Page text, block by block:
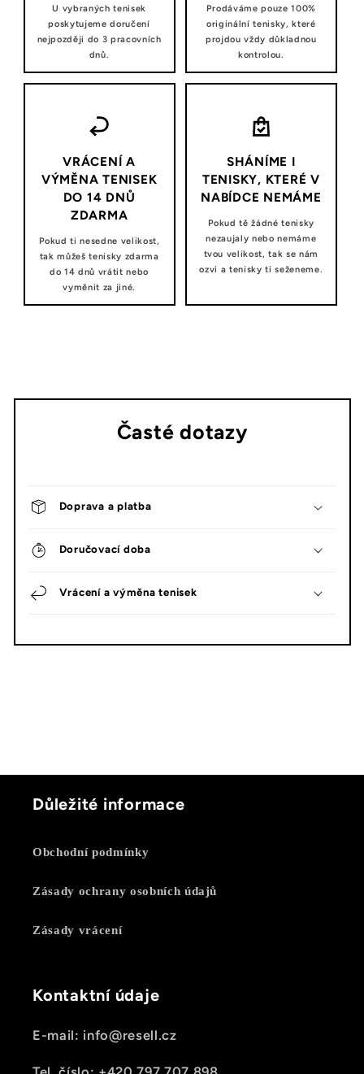
U vybraných tenisek
poskytujeme doručení
nejpozději do 3 pracovních
dnů.
Prodáváme pouze 100%
originální tenisky, které
projdou vždy důkladnou
kontrolou.
VRÁCENÍ A
VÝMĚNA TENISEK
DO 14 DNŮ
ZDARMA
Pokud ti nesedne velikost,
tak můžeš tenisky zdarma
do 14 dnů vrátit nebo
vyměnit za jiné.
SHÁNÍME I
TENISKY, KTERÉ V
NABÍDCE NEMÁME
Pokud tě žádné tenisky
nezaujaly nebo nemáme
tvou velikost, tak se nám
ozvi a tenisky ti seženeme.
Časté dotazy
Doprava a platba
Doručovací doba
Vrácení a výměna tenisek
Důležité informace
Obchodní podmínky
Zásady ochrany osobních údajů
Zásady vrácení
Kontaktní údaje
E-mail: info@resell.cz